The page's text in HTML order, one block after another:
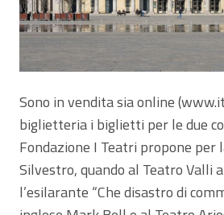
Sono in vendita sia online
biglietteria i biglietti per le due
Fondazione I Teatri propone per
Silvestro, quando al Teatro Valli
l’esilarante “Che disastro di